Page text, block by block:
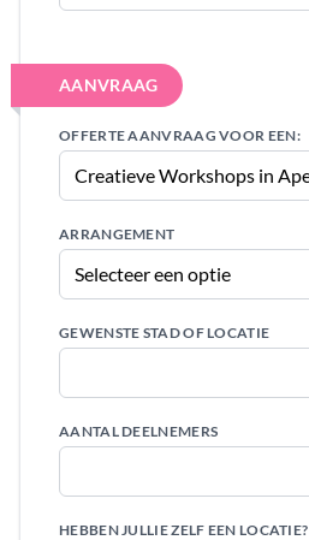
AANVRAAG
OFFERTE AANVRAAG VOOR EEN:
ARRANGEMENT
GEWENSTE STAD OF LOCATIE
AANTAL DEELNEMERS
HEBBEN JULLIE ZELF EEN LOCATIE?